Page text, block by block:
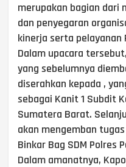
merupakan bagian dari
dan penyegaran
kinerja serta pelayanan
Dalam upacara
yang sebelumnya
diserahkan kepada ,
sebagai Kanit 1 Subdit
Sumatera Barat.
akan mengemban
Binkar Bag SDM Polres
Dalam amanatnya,